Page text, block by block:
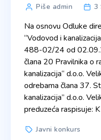
PostPiše admin 3
Na osnovu Odluke
“Vodovod i
488-02/24 od
člana 20 Pravilnika o
kanalizacija“ d.o.o.
odrebama člana 37.
kanalizacija” d.o.o.
preduzeća raspisuje:
TagsJavni konkurs